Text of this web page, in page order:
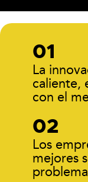
La
caliente,
con el
Los
mejores